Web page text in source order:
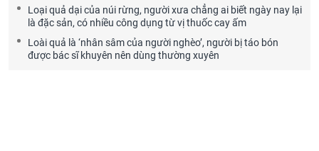
Loại quả dại của núi rừng, người xưa chẳng ai biết ngày nay lại
là đặc sản, có nhiều công dụng từ vị thuốc cay ấm
Loài quả là ‘nhân sâm của người nghèo’, người bị táo bón
được bác sĩ khuyên nên dùng thường xuyên